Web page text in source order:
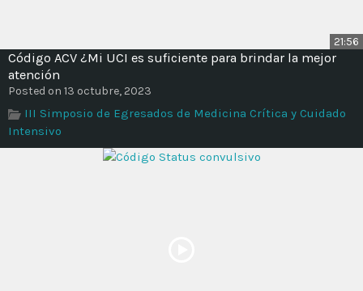
21:56
Código ACV ¿Mi UCI es suficiente para brindar la mejor
atención
Posted on 13 octubre, 2023
III Simposio de Egresados de Medicina Crítica y Cuidado
Intensivo